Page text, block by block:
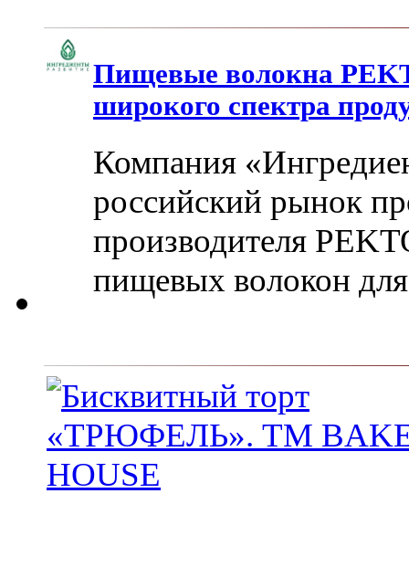
Пищевые волокна
широкого спектра
Компания
российский рынок
производителя
пищевых волокон